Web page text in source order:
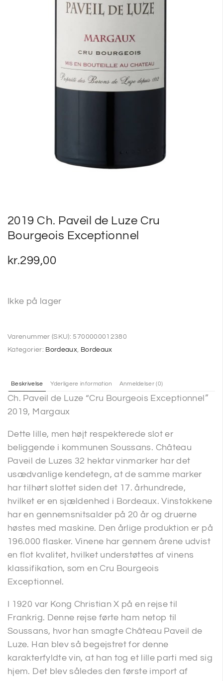
2019 Ch. Paveil de Luze Cru
Bourgeois Exceptionnel
kr.299,00
Ikke på lager
Varenummer (SKU): 5700000012380
Kategorier: Bordeaux Bordeaux
Beskrivelse Yderligere information Anmeldelser (0)
Ch. Paveil de Luze “Cru Bourgeois Exceptionnel”
2019, Margaux
Dette lille, men højt respekterede slot er
beliggende i kommunen Soussans. Château
Paveil de Luzes 32 hektar vinmarker har det
usædvanlige kendetegn, at de samme marker
har tilhørt slottet siden det 17. århundrede,
hvilket er en sjældenhed i Bordeaux. Vinstokkene
har en gennemsnitsalder på 20 år og druerne
høstes med maskine. Den årlige produktion er på
196.000 flasker. Vinene har gennem årene udvist
en flot kvalitet, hvilket understøttes af vinens
klassifikation, som en Cru Bourgeois
Exceptionnel.
I 1920 var Kong Christian X på en rejse til
Frankrig. Denne rejse førte ham netop til
Soussans, hvor han smagte Château Paveil de
Luze. Han blev så begejstret for denne
karakterfyldte vin, at han tog et lille parti med sig
hjem. Det blev således den første import af